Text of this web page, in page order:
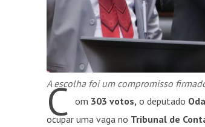
A escolha foi um compromisso
C om 303 votos, o deputado
ocupar uma vaga no Tribunal de